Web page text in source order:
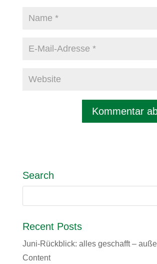
Search
Recent Posts
Juni-Rückblick: alles geschafft –
Content